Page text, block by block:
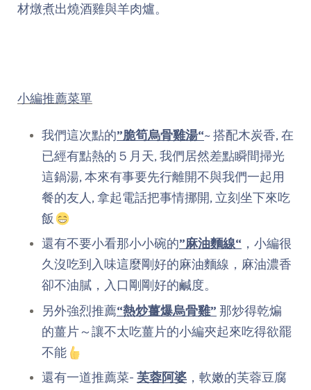
材燉煮出燒酒雞與羊肉爐。
小編推薦菜單
我們這次點的”脆筍烏骨雞湯“~ 搭配木炭香, 在
已經有點熱的５月天, 我們居然差點瞬間掃光
這鍋湯, 本來有事要先行離開不與我們一起用
餐的友人, 拿起電話把事情挪開, 立刻坐下來吃
飯
還有不要小看那小小碗的”麻油麵線“ ，小編很
久沒吃到入味這麼剛好的麻油麵線，麻油濃香
卻不油膩，入口剛剛好的鹹度。
另外強烈推薦“熱炒薑爆烏骨雞” 那炒得乾煸
的薑片～讓不太吃薑片的小編夾起來吃得欲罷
不能
還有一道推薦菜- 芙蓉阿婆 ，軟嫩的芙蓉豆腐